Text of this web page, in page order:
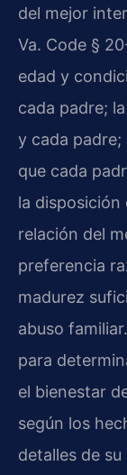
del mejor
Va. Code §
edad y
cada padre;
y cada padre;
que cada
la disposición
relación del
preferencia
madurez
abuso
para
el bienestar
según los
detalles de